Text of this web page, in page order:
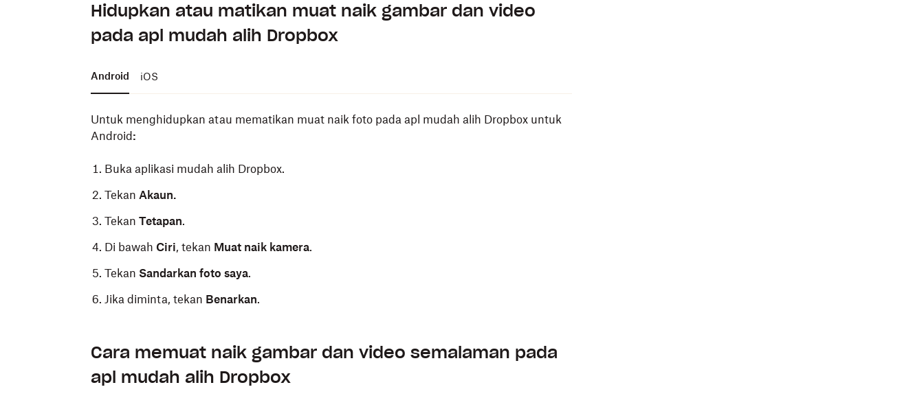
Hidupkan atau matikan muat naik gambar dan video
pada apl mudah alih Dropbox
Android iOS
Untuk menghidupkan atau mematikan muat naik foto pada apl mudah alih Dropbox untuk
Android :
Buka aplikasi mudah alih Dropbox.
Tekan Akaun.
Tekan Tetapan.
Di bawah Ciri, tekan Muat naik kamera.
Tekan Sandarkan foto saya.
Jika diminta, tekan Benarkan.
iOS:
Buka aplikasi mudah alih Dropbox.
Cara memuat naik gambar dan video semalaman pada
apl mudah alih Dropbox